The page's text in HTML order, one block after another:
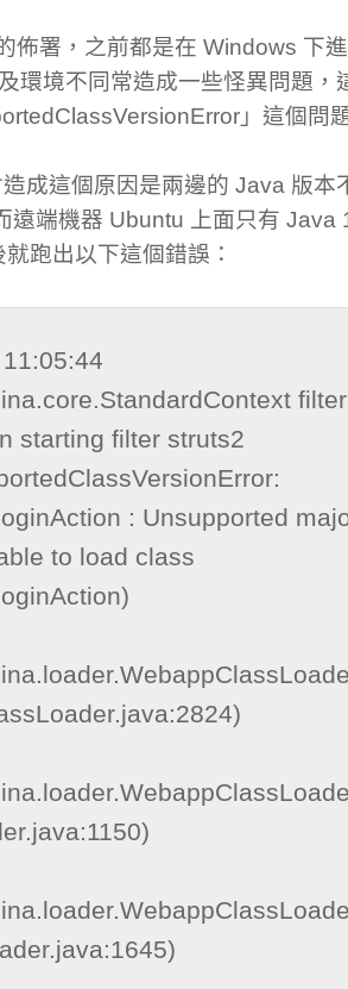
佈署，之前都是在 Windows 下
環境不同常造成一些怪異問題，
」這個問
成這個原因是兩邊的 Java 版本
遠端機器 Ubuntu 上面只有 Java
跑出以下這個錯誤：
starting filter struts2
: Unsupported
to load class